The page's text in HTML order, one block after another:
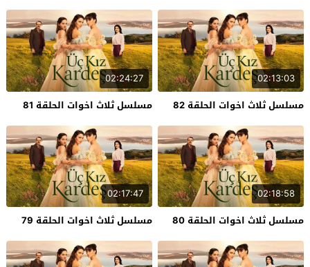
02:13:03
مسلسل ثلاث اخوات الحلقة 82
02:24:27
مسلسل ثلاث اخوات الحلقة 81
02:18:58
مسلسل ثلاث اخوات الحلقة 80
02:17:47
مسلسل ثلاث اخوات الحلقة 79